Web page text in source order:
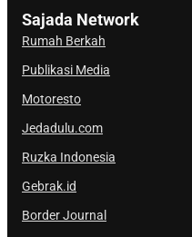
a
Sajada Network
Rumah Berkah
Publikasi Media
Motoresto
Jedadulu.com
Ruzka Indonesia
Gebrak.id
Border Journal